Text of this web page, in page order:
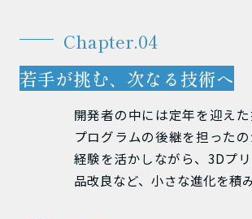
Chapter.04
若手が挑む、次なる技術へ
開発者の中には定年を迎えた
プログラムの後継を担った
経験を活かしながら、3Dプ
品改良など、小さな進化を積